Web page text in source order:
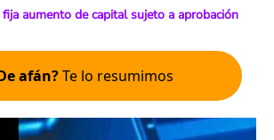
aumento de capital sujeto a aprobación
afán?Te lo resumimos